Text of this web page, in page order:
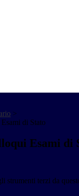
>
di Stato
Esami di
strumenti terzi da